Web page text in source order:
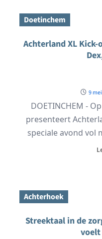
Doetinchem
Achterland XL
9
DOETINCHEM -
presenteert
speciale avond vol
Achterhoek
Streektaal in de